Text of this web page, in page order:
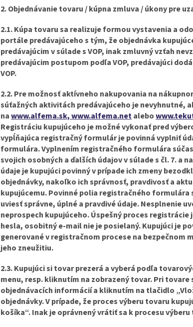
2. Objednávanie tovaru / kúpna zmluva / úkony pre
2.1. Kúpa tovaru sa realizuje formou vystavenia a
portále predávajúceho s tým, že objednávka
predávajúcim v súlade s VOP, inak zmluvný vzťah
predávajúcim postupom podľa VOP, predávajúci
VOP.
2.2. Pre možnosť aktívneho nakupovania na
súťažných aktivitách predávajúceho je nevyhnutné,
nawww.alfema.sk, www.alfema.netalebo
Registráciu kupujúceho je možné vykonať pred
vypĺňajúca registračný formulár je povinná vyplniť
formulára. Vyplnením registračného formulára
svojich osobných a ďalších údajov v súlade s čl. 7. a
údaje je kupujúci povinný v prípade ich zmeny
objednávky, nakoľko ich správnosť, pravdivosť a
kupujúcemu. Povinné polia registračného formulára
uviesť správne, úplné a pravdivé údaje. Nesplnenie
neprospech kupujúceho. Úspešný proces
hesla, osobitný e-mail nie je posielaný. Kupujúci je
generované v registračnom procese na bezpečnom
jeho zneužitiu.
2.3. Kupujúci si tovar prezerá a vyberá podľa
menu, resp. kliknutím na zobrazený tovar. Pri
objednávacích informácií a kliknutím na tlačidlo
objednávky. V prípade, že proces výberu tovaru
košíka“. Inak je oprávnený vrátiť sa k procesu